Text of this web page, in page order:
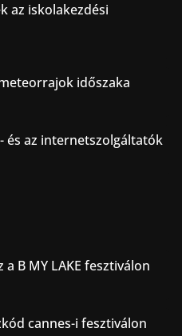
az iskolakezdési
időszaka
és az internetszolgáltatók
B MY LAKE fesztiválon
cannes-i fesztiválon